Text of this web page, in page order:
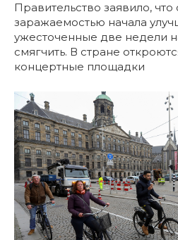
Правительство заявило, что
заражаемостью начала
ужесточенные две недели
смягчить. В стране
концертные площадки